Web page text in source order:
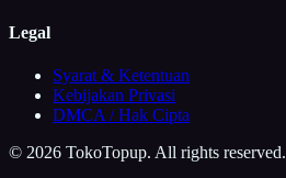
Legal
Syarat & Ketentuan
Kebijakan Privasi
DMCA / Hak Cipta
© 2026 TokoTopup. All rights reserved.